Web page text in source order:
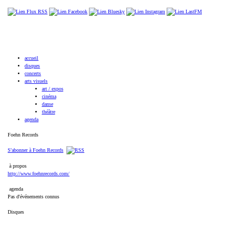
accueil
disques
concerts
arts visuels
art / expos
cinéma
danse
théâtre
agenda
Foehn Records
S'abonner à Foehn Records
à propos
http://www.foehnrecords.com/
agenda
Pas d'événements connus
Disques